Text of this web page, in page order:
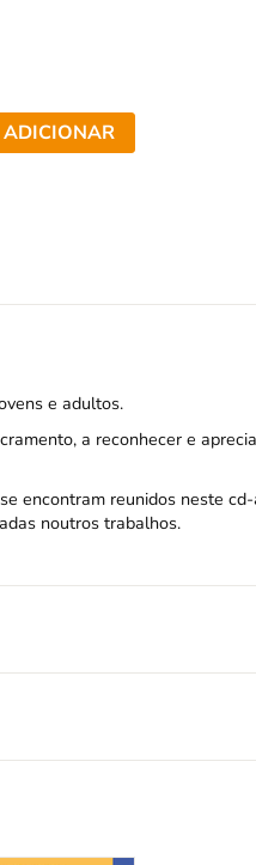
ADICIONAR
e adultos.
a reconhecer e
encontram reunidos neste
noutros trabalhos.